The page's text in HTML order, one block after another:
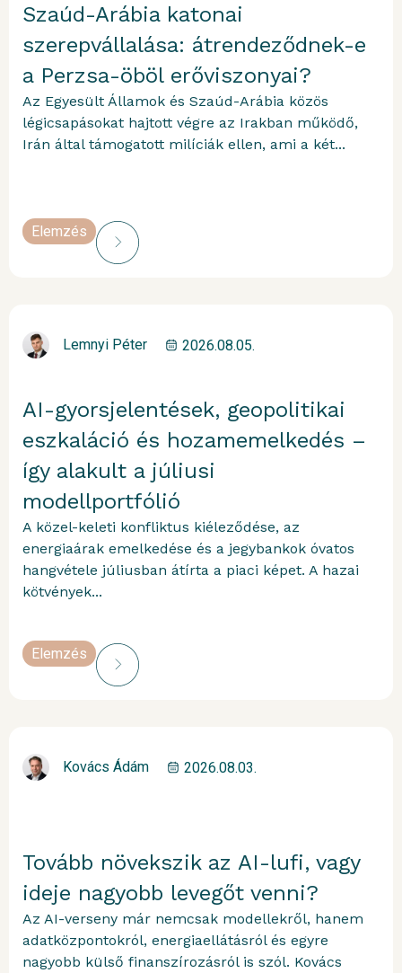
Szaúd-Arábia katonai
szerepvállalása: átrendeződnek-e
a Perzsa-öböl erőviszonyai?
Az Egyesült Államok és Szaúd-Arábia közös
légicsapásokat hajtott végre az Irakban működő,
Irán által támogatott milíciák ellen, ami a két...
Elemzés
Lemnyi Péter 2026.08.05.
AI-gyorsjelentések, geopolitikai
eszkaláció és hozamemelkedés –
így alakult a júliusi
modellportfólió
A közel-keleti konfliktus kiéleződése, az
energiaárak emelkedése és a jegybankok óvatos
hangvétele júliusban átírta a piaci képet. A hazai
kötvények...
Elemzés
Kovács Ádám 2026.08.03.
Tovább növekszik az AI-lufi, vagy
ideje nagyobb levegőt venni?
Az AI-verseny már nemcsak modellekről, hanem
adatközpontokról, energiaellátásról és egyre
nagyobb külső finanszírozásról is szól. Kovács